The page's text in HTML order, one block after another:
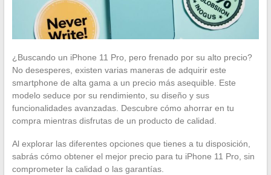
¿Buscando un iPhone 11 Pro, pero frenado por su alto precio?
No desesperes, existen varias maneras de adquirir este
smartphone de alta gama a un precio más asequible. Este
modelo seduce por su rendimiento, su diseño y sus
funcionalidades avanzadas. Descubre cómo ahorrar en tu
compra mientras disfrutas de un producto de calidad.
Al explorar las diferentes opciones que tienes a tu disposición,
sabrás cómo obtener el mejor precio para tu iPhone 11 Pro, sin
comprometer la calidad o las garantías.